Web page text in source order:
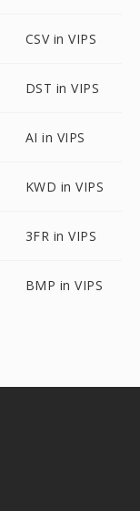
CSV in VIPS
DST in VIPS
AI in VIPS
KWD in VIPS
3FR in VIPS
BMP in VIPS